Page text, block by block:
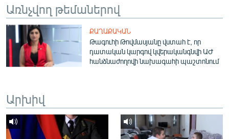
ՁԳՏԵԼՈՎ ԼԱՎԱԳՈՒՅՆԻՆ
ՓՈԴՔԱՍԹ
Հայերեն
Русский
ՀԵՏԵՎԵՔ ՄԵԶ
Առնչվող թեմաներով
ՔԱՂԱՔԱԿԱՆ
Թագուհի Թովմասյանը վստահ է, որ
դատական կարգով կվերականգնվի ԱԺ
հանձնաժողովի նախագահի պաշտոնում
Արխիվ